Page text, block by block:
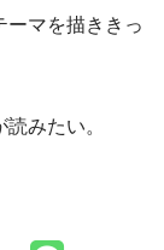
ーマを描ききっ
みたい。